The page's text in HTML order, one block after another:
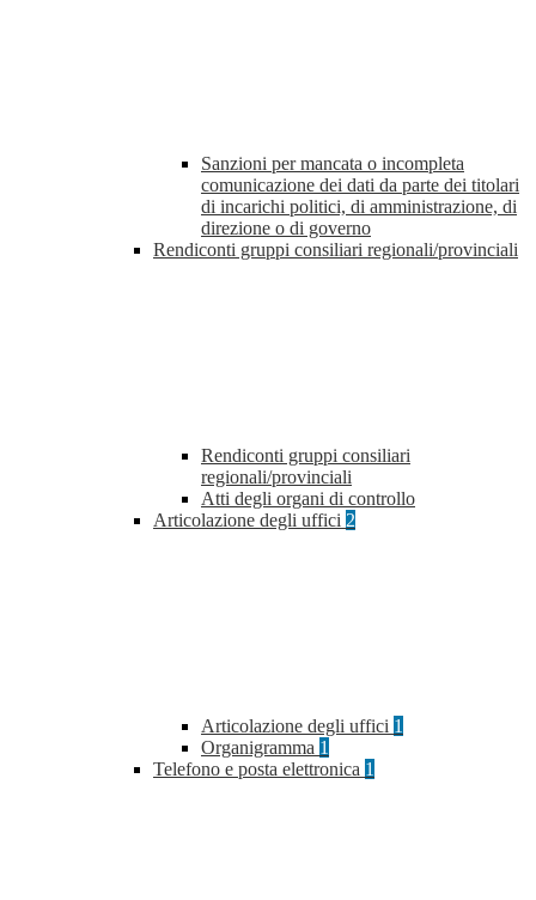
Sanzioni per mancata o incompleta
comunicazione dei dati da parte dei titolari
di incarichi politici, di amministrazione, di
direzione o di governo
Rendiconti gruppi consiliari regionali/provinciali
Rendiconti gruppi consiliari
regionali/provinciali
Atti degli organi di controllo
Articolazione degli uffici 2
Articolazione degli uffici 1
Organigramma 1
Telefono e posta elettronica 1